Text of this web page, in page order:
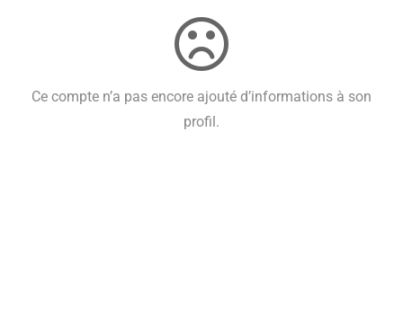
Ce compte n’a pas encore ajouté d’informations à son
profil.